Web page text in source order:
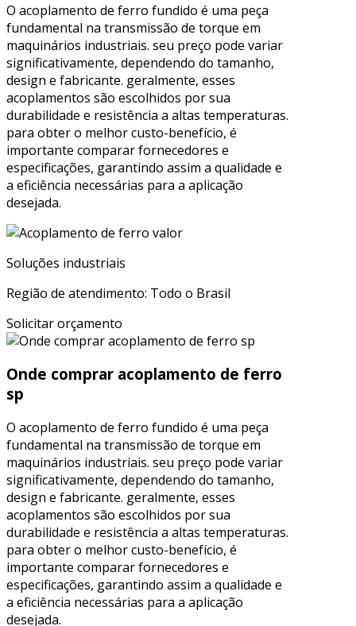
O acoplamento de ferro fundido é uma peça
fundamental na transmissão de torque em
maquinários industriais. seu preço pode variar
significativamente, dependendo do tamanho,
design e fabricante. geralmente, esses
acoplamentos são escolhidos por sua
durabilidade e resistência a altas temperaturas.
para obter o melhor custo-benefício, é
importante comparar fornecedores e
especificações, garantindo assim a qualidade e
a eficiência necessárias para a aplicação
desejada.
Soluções industriais
Região de atendimento: Todo o Brasil
Solicitar orçamento
Onde comprar acoplamento de ferro
sp
O acoplamento de ferro fundido é uma peça
fundamental na transmissão de torque em
maquinários industriais. seu preço pode variar
significativamente, dependendo do tamanho,
design e fabricante. geralmente, esses
acoplamentos são escolhidos por sua
durabilidade e resistência a altas temperaturas.
para obter o melhor custo-benefício, é
importante comparar fornecedores e
especificações, garantindo assim a qualidade e
a eficiência necessárias para a aplicação
desejada.